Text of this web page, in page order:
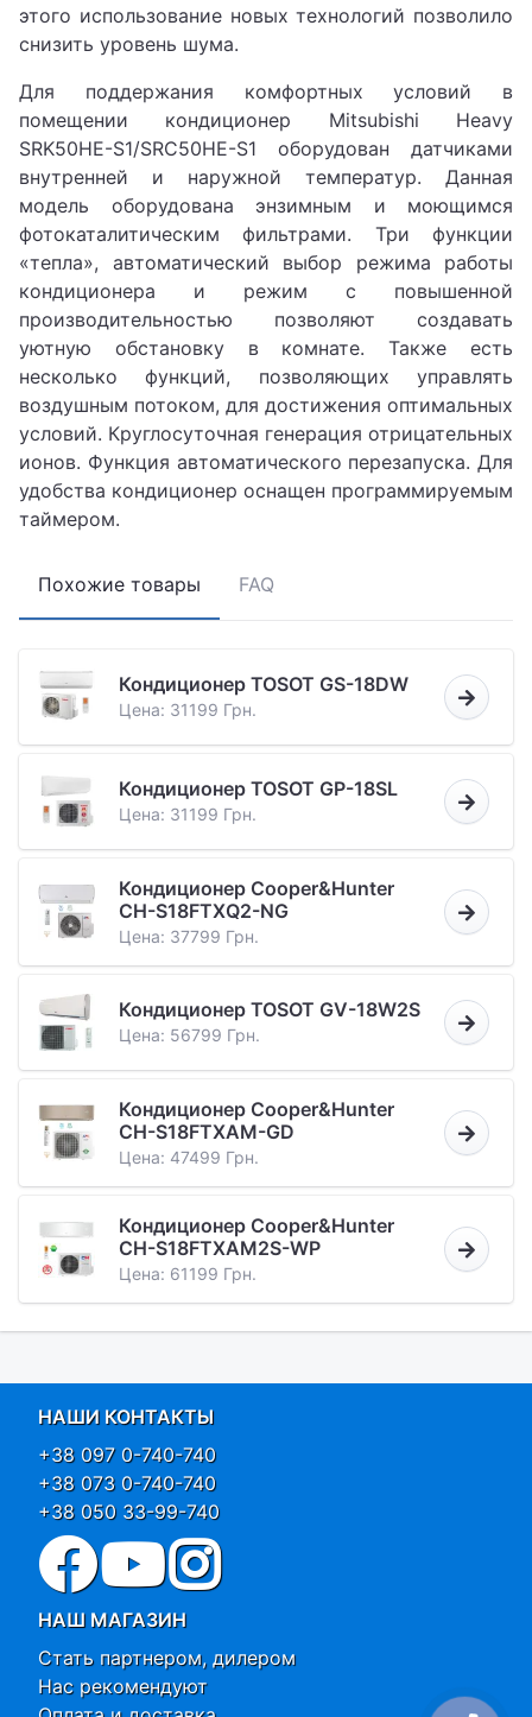
этого использование новых технологий позволило
снизить уровень шума.
Для поддержания комфортных условий в
помещении кондиционер Mitsubishi Heavy
SRK50HE-S1/SRС50HE-S1 оборудован датчиками
внутренней и наружной температур. Данная
модель оборудована энзимным и моющимся
фотокаталитическим фильтрами. Три функции
«тепла», автоматический выбор режима работы
кондиционера и режим с повышенной
производительностью позволяют создавать
уютную обстановку в комнате. Также есть
несколько функций, позволяющих управлять
воздушным потоком, для достижения оптимальных
условий. Круглосуточная генерация отрицательных
ионов. Функция автоматического перезапуска. Для
удобства кондиционер оснащен программируемым
таймером.
Похожие товары FAQ
Кондиционер TOSOT GS-18DW
Цена: 31199 Грн.
Кондиционер TOSOT GP-18SL
Цена: 31199 Грн.
Кондиционер Cooper&Hunter
CH-S18FTXQ2-NG
Цена: 37799 Грн.
Кондиционер TOSOT GV-18W2S
Цена: 56799 Грн.
Кондиционер Cooper&Hunter
CH-S18FTXAM-GD
Цена: 47499 Грн.
Кондиционер Cooper&Hunter
CH-S18FTXAM2S-WP
Цена: 61199 Грн.
НАШИ КОНТАКТЫ
+38 097 0-740-740
+38 073 0-740-740
+38 050 33-99-740
НАШ МАГАЗИН
Стать партнером, дилером
Нас рекомендуют